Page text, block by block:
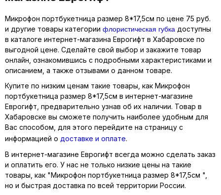
Микрофон портбукетница размер 8*17,5см по цене 75 руб.
и другие товары категории флористическая губка доступны
в каталоге интернет-магазина Еврогифт в Хабаровске по
выгодной цене. Сделайте свой выбор и закажите товар
онлайн, ознакомившись с подробными характеристиками и
описанием, а также отзывами о данном товаре.
Купите по низким ценам такие товары, как Микрофон
портбукетница размер 8*17,5см в интернет-магазине
Еврогифт, предварительно узнав об их наличии. Товар в
Хабаровске вы сможете получить наиболее удобным для
Вас способом, для этого перейдите на страницу с
информацией о доставке и оплате.
В интернет-магазине Еврогифт всегда можно сделать заказ
и оплатить его. У нас не только низкие цены на такие
товары, как "Микрофон портбукетница размер 8*17,5см ",
но и быстрая доставка по всей территории России.